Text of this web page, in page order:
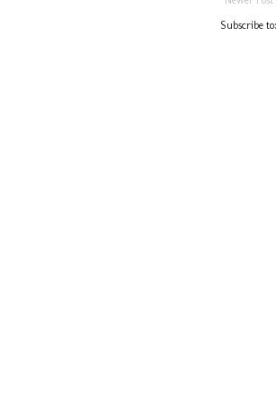
Subscribe to: